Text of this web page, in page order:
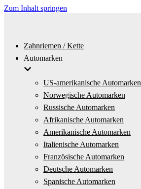
Zum Inhalt springen
Zahnriemen / Kette
Automarken
US-amerikanische Automarken
Norwegische Automarken
Russische Automarken
Afrikanische Automarken
Amerikanische Automarken
Italienische Automarken
Französische Automarken
Deutsche Automarken
Spanische Automarken